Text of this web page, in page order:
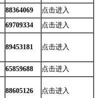
88364069
点击进入
69709334 点击进入
89453181 点击进入
65859688
点击进入
88605126 点击进入